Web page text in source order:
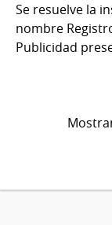
Se resuelve la
nombre
Publicidad